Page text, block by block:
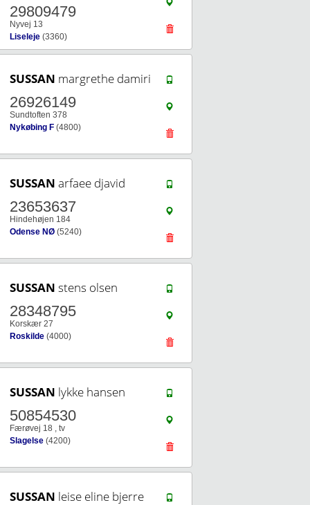
29809479
Nyvej 13
Liseleje (3360)
SUSSAN margrethe damiri
26926149
Sundtoften 378
Nykøbing F (4800)
SUSSAN arfaee djavid
23653637
Hindehøjen 184
Odense NØ (5240)
SUSSAN stens olsen
28348795
Korskær 27
Roskilde (4000)
SUSSAN lykke hansen
50854530
Færøvej 18 , tv
Slagelse (4200)
SUSSAN leise eline bjerre